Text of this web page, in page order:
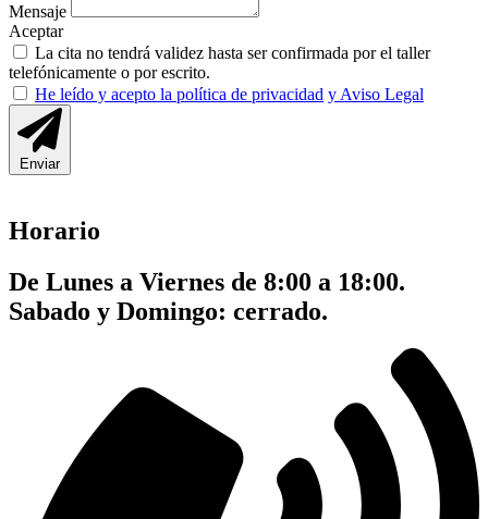
Mensaje
Aceptar
La cita no tendrá validez hasta ser confirmada por el taller
telefónicamente o por escrito.
He leído y acepto la política de privacidad y Aviso Legal
Enviar
Horario
De Lunes a Viernes de 8:00 a 18:00.
Sabado y Domingo: cerrado.